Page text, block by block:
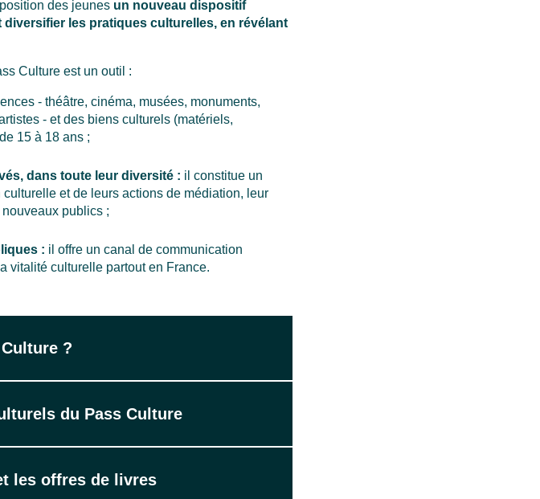
des jeunes un nouveau dispositif
les pratiques culturelles, en révélant
Culture est un outil :
- théâtre, cinéma, musées, monuments,
- et des biens culturels (matériels,
15 à 18 ans ;
dans toute leur diversité : il constitue un
et de leurs actions de médiation, leur
publics ;
: il offre un canal de communication
vitalité culturelle partout en France.
?
du Pass Culture
les offres de livres